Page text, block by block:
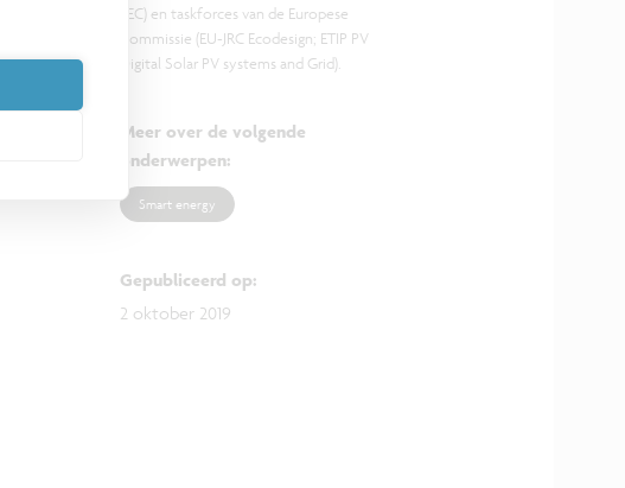
(IEC) en taskforces van de Europese
Commissie (EU-JRC Ecodesign; ETIP PV
Digital Solar PV systems and Grid).
Meer over de volgende
onderwerpen:
Smart energy
Gepubliceerd op:
2 oktober 2019